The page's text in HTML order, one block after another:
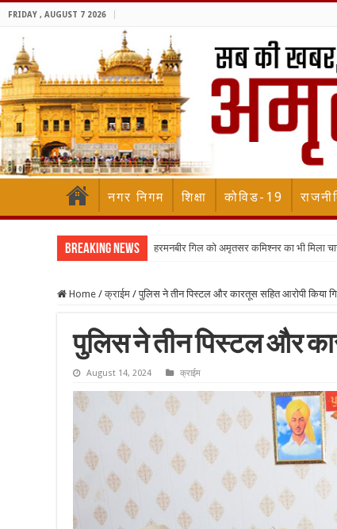
FRIDAY , AUGUST 7 2026
नगर निगम शिक्षा कोविड-19
Breaking News हरमनबीर गिल को अमृतसर कमिश्नर का भी मिला
Home / क्राईम / पुलिस ने तीन पिस्टल और कारतूस सहित आरोपी किया
पुलिस ने तीन पिस्टल और
August 14, 2024 क्राईम